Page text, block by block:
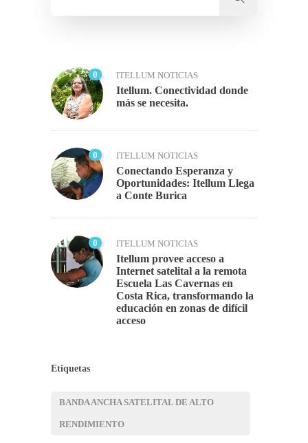
0 ITELLUM NOTICIAS
Itellum. Conectividad donde
más se necesita.
0 ITELLUM NOTICIAS
Conectando Esperanza y
Oportunidades: Itellum Llega
a Conte Burica
0 ITELLUM NOTICIAS
Itellum provee acceso a
Internet satelital a la remota
Escuela Las Cavernas en
Costa Rica, transformando la
educación en zonas de difícil
acceso
Etiquetas
BANDA ANCHA SATELITAL DE ALTO
RENDIMIENTO